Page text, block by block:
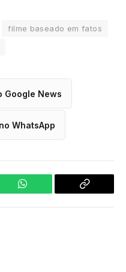
filme baseado em fatos
Google News
WhatsApp
WhatsApp
Copy